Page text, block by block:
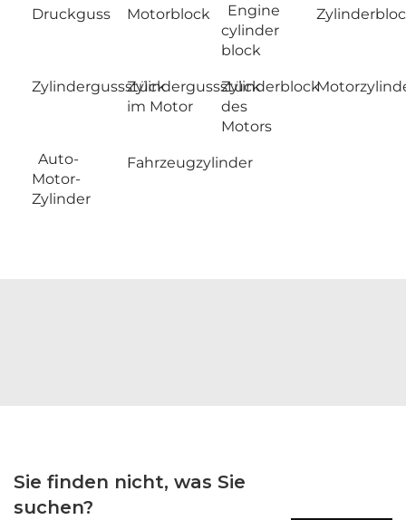
Druckguss Motorblock
Engine
cylinder
block
ZylindergussstückZylindergussstück
im Motor
Zylinderblock
des
Motors
Auto-
Motor-
Zylinder
Fahrzeugzylinder
Sie finden nicht, was Sie
suchen?